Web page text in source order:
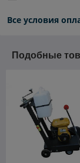
Все условия
Подобные